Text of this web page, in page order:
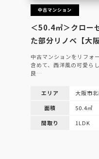
中古マンション
＜50.4㎡＞クロー
た部分リノベ【大
中古マンションをリフォ
含めて、西洋風の可愛ら
良…
エリア
大阪市
面積
50.4㎡
間取り
1LDK